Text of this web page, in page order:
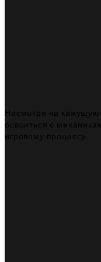
Несмотря на
освоиться с
игровому процессу.